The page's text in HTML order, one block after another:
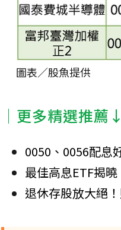
圖表／股魚提供
│更多精選推
0050、0056配息
最佳高息ETF揭
退休存股放大絕